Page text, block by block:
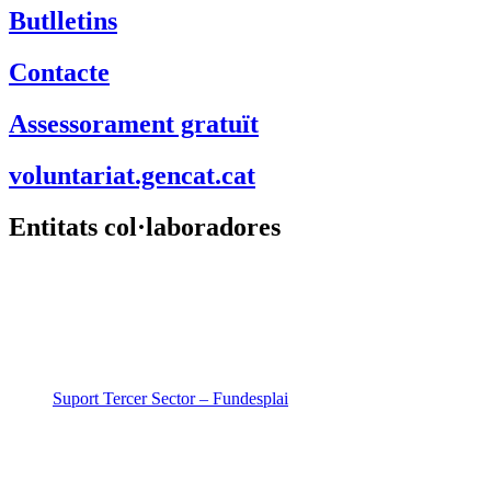
Butlletins
Contacte
Assessorament gratuït
voluntariat.gencat.cat
Entitats col·laboradores
Suport Tercer Sector – Fundesplai